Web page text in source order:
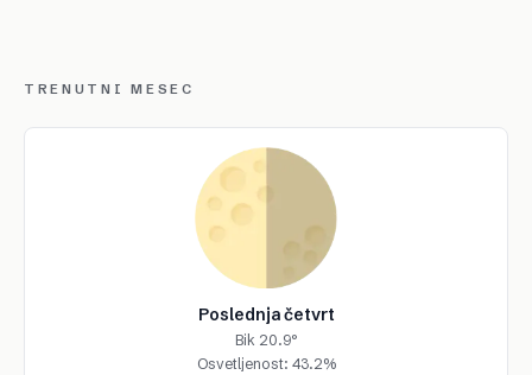
TRENUTNI MESEC
Poslednja četvrt
Bik 20.9°
Osvetljenost: 43.2%